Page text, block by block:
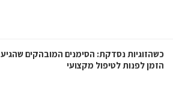
כשהזוגיות נסדקת: הסימנים המובהקים שהגיע
הזמן לפנות לטיפול מקצועי